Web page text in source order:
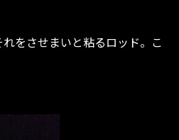
をさせまいと粘るロッド。こ